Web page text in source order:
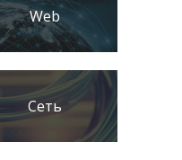
Web
Сеть